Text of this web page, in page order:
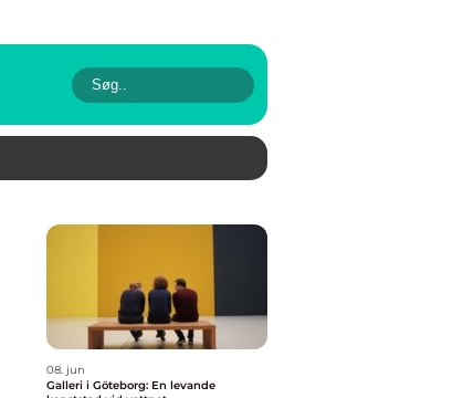
08. jun
Galleri i Göteborg: En levande